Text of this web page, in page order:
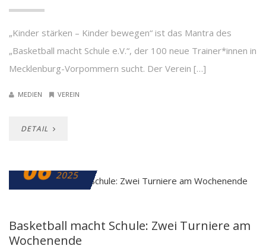
„Kinder stärken – Kinder bewegen“ ist das Mantra des
„Basketball macht Schule e.V.“, der 100 neue Trainer*innen in
Mecklenburg-Vorpommern sucht. Der Verein […]
MEDIEN VEREIN
DETAIL
06 2025
Basketball macht Schule: Zwei Turniere am
Wochenende